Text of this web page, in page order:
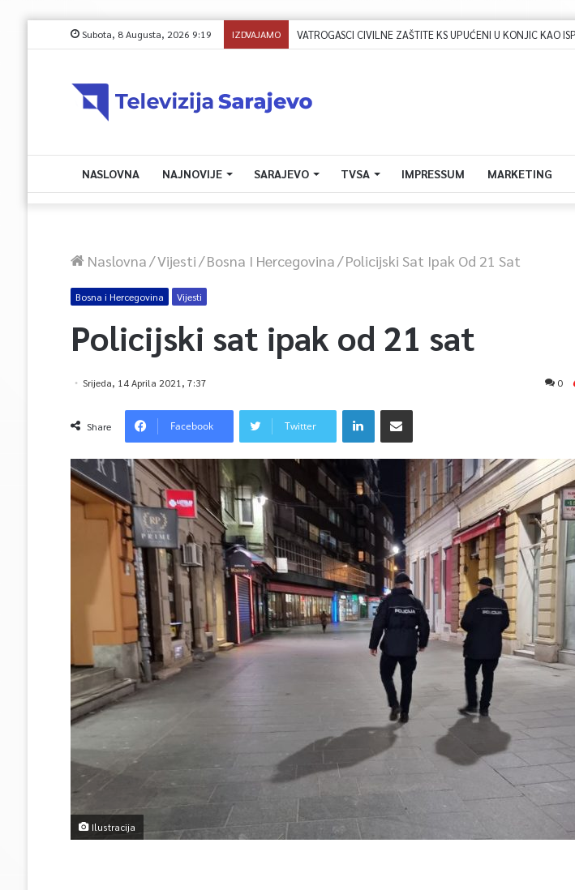
Subota, 8 Augusta, 2026 9:19 IZDVAJAMO
NASLOVNA NAJNOVIJE SARAJEVO TVSA IMPRESSUM MARKETING
Naslovna/Vijesti/Bosna I Hercegovina/Policijski Sat Ipak Od 21 Sat
Bosna i Hercegovina Vijesti
Policijski sat ipak od 21 sat
Srijeda, 14 Aprila 2021, 7:37 0
Share Facebook Twitter
Ilustracija